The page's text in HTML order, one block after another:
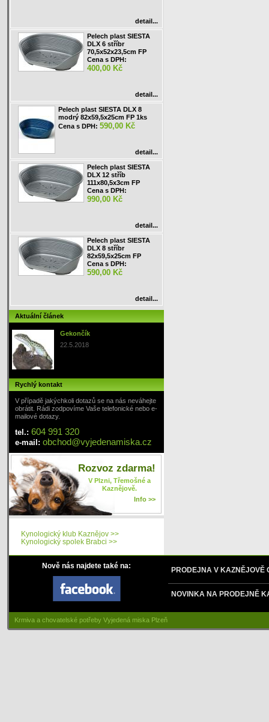
detail...
Pelech plast SIESTA
DLX 6 stříbr
70,5x52x23,5cm FP
Cena s DPH:
400,00 Kč
detail...
Pelech plast SIESTA DLX 8
modrý 82x59,5x25cm FP 1ks
Cena s DPH: 590,00 Kč
detail...
Pelech plast SIESTA
DLX 12 stříb
111x80,5x3cm FP
Cena s DPH:
990,00 Kč
detail...
Pelech plast SIESTA
DLX 8 stříbr
82x59,5x25cm FP
Cena s DPH:
590,00 Kč
detail...
Aktuální článek
Gekončík
22.5.2018
Rychlý kontakt
V případě jakýchkoli dotazů se na nás neváhejte
obrátit. Rádi zodpovíme Vaše telefonické nebo e-
mailové dotazy.
tel.: 604 991 320
e-mail: obchod@vyjedenamiska.cz
Rozvoz zdarma!
V Plzni, Třemošné a
Kaznějově.
Info >>
Kynologický klub Kaznějov >>
Kynologický spolek Brabci >>
Nově nás najdete také na: PRODEJNA V KAZNĚJOVĚ
NOVINKA NA PRODEJNĚ
Krmiva a chovatelské potřeby Vyjedená miska Plzeň